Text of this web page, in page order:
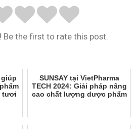
Be the first to rate this post.
tươi
SUNSAY tại VietPharma
TECH 2024: Giải pháp nâng
cao chất lượng dược phẩm